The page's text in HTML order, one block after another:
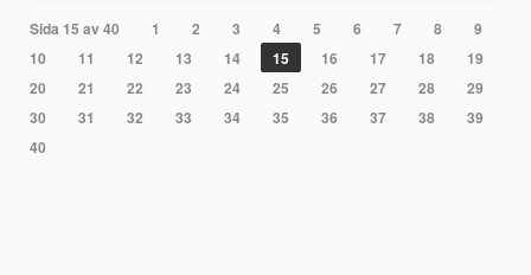
Sida 15 av 40 1 2 3 4 5 6 7 8
9
10
11 12 13 14 15 16 17 18
19
20
21 22 23 24 25 26 27 28
29
30
31 32 33 34 35 36 37 38
39
40